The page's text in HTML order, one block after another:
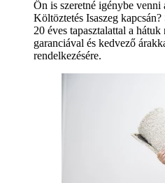
Ön is szeretné igénybe venni
Költöztetés Isaszeg
20 éves tapasztalattal a
garanciával és kedvező
rendelkezésére.